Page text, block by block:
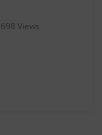
698 Views